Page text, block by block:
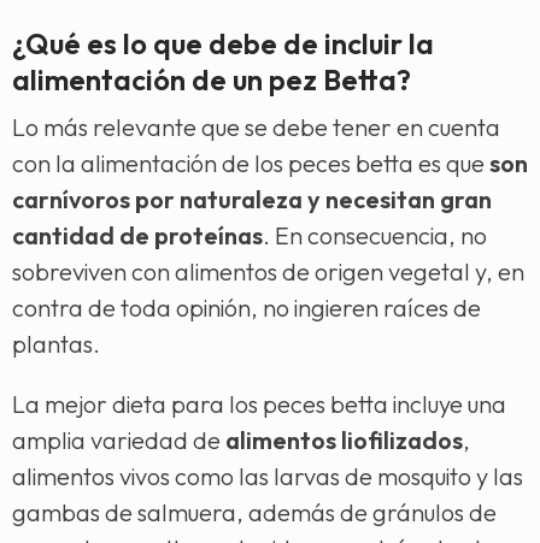
¿Qué es lo que debe de incluir la
alimentación de un pez Betta?
Lo más relevante que se debe tener en cuenta
con la alimentación de los peces betta es que son
carnívoros por naturaleza y necesitan gran
cantidad de proteínas. En consecuencia, no
sobreviven con alimentos de origen vegetal y, en
contra de toda opinión, no ingieren raíces de
plantas.
La mejor dieta para los peces betta incluye una
amplia variedad de alimentos liofilizados,
alimentos vivos como las larvas de mosquito y las
gambas de salmuera, además de gránulos de